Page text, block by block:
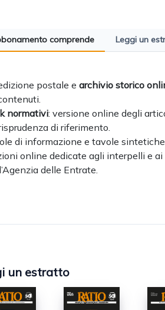
comprende Leggi un
postale e archivio storico
normativi: versione online degli
di riferimento.
di informazione e tavole
online dedicate agli interpelli e
delle Entrate.
un estratto